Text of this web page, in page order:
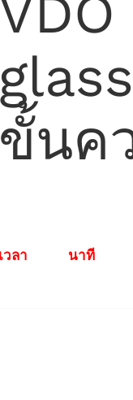
ขั้นค
เวลา นาที